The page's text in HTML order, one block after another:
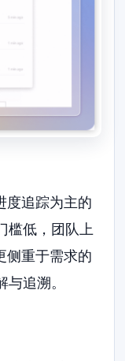
度追踪为主的
槛低，团队上
侧重于需求的
追溯。